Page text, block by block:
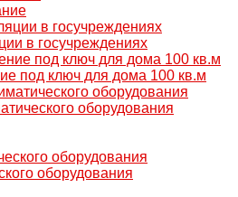
в госучреждениях
под ключ для дома 100 кв.м
оборудования
оборудования